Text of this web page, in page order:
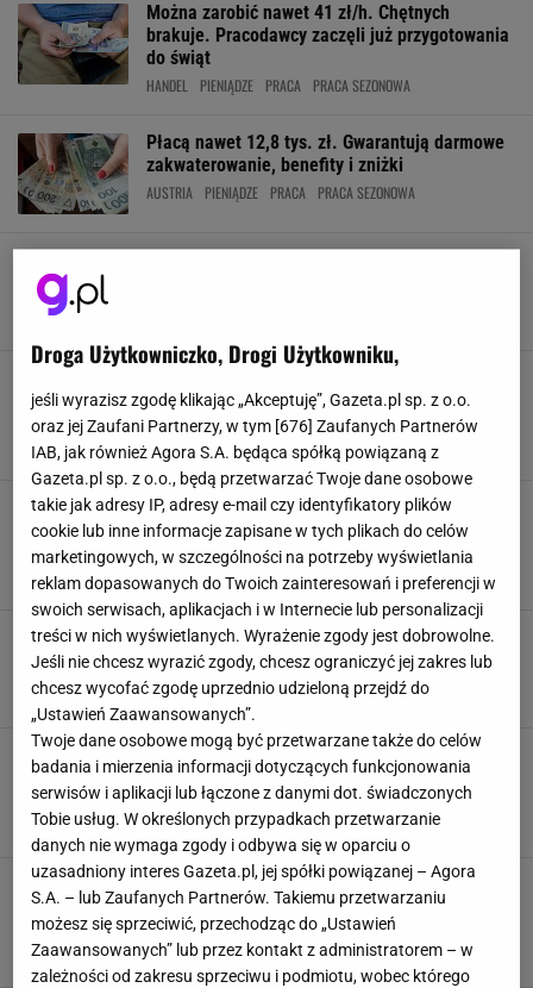
Można zarobić nawet 41 zł/h. Chętnych
brakuje. Pracodawcy zaczęli już przygotowania
do świąt
HANDEL PIENIĄDZE PRACA PRACA SEZONOWA
Płacą nawet 12,8 tys. zł. Gwarantują darmowe
zakwaterowanie, benefity i zniżki
AUSTRIA PIENIĄDZE PRACA PRACA SEZONOWA
pracowników. Do końca lata można dorobić 12
tys. zł miesięcznie
MORZE PIENIĄDZE PRACA PRACA SEZONOWA
Niemcy chcą płacić mniej pracownikom
sezonowym. Kobieta zatrudniająca Polki
uważa, że to uczciwe
NIEMCY PIENIĄDZE PRACA PRACA SEZONOWA
Nie zaczynaj pracy sezonowej bez tej jednej
rzeczy. W grę wchodzi twoje bezpieczeństwo
KODEKS PRACY PIENIĄDZE PRACA PRACA SEZONOWA
To najlepiej płatne prace wakacyjne. Młodzi
mogą zarobić nawet 50 złotych za godzinę
[RANKING]
NEWS PIENIĄDZE PRACA PRACA SEZONOWA
Rewolucja u naszych sąsiadów. 14-latkowie
będą mogli legalnie pracować. "To dobry
kierunek"
CZECHY NASTOLATKOWIE NIELETNI PIENIĄDZE
Droga Użytkowniczko, Drogi Użytkowniku,
jeśli wyrazisz zgodę klikając „Akceptuję”, Gazeta.pl sp. z o.o.
oraz jej Zaufani Partnerzy, w tym [ 676 ] Zaufanych Partnerów
IAB, jak również Agora S.A. będąca spółką powiązaną z
Gazeta.pl sp. z o.o., będą przetwarzać Twoje dane osobowe
takie jak adresy IP, adresy e-mail czy identyfikatory plików
cookie lub inne informacje zapisane w tych plikach do celów
marketingowych, w szczególności na potrzeby wyświetlania
reklam dopasowanych do Twoich zainteresowań i preferencji w
swoich serwisach, aplikacjach i w Internecie lub personalizacji
treści w nich wyświetlanych. Wyrażenie zgody jest dobrowolne.
Jeśli nie chcesz wyrazić zgody, chcesz ograniczyć jej zakres lub
chcesz wycofać zgodę uprzednio udzieloną przejdź do
„Ustawień Zaawansowanych”.
Twoje dane osobowe mogą być przetwarzane także do celów
badania i mierzenia informacji dotyczących funkcjonowania
serwisów i aplikacji lub łączone z danymi dot. świadczonych
Tobie usług. W określonych przypadkach przetwarzanie
danych nie wymaga zgody i odbywa się w oparciu o
uzasadniony interes Gazeta.pl, jej spółki powiązanej – Agora
S.A. – lub Zaufanych Partnerów. Takiemu przetwarzaniu
możesz się sprzeciwić, przechodząc do „Ustawień
Zaawansowanych” lub przez kontakt z administratorem – w
zależności od zakresu sprzeciwu i podmiotu, wobec którego